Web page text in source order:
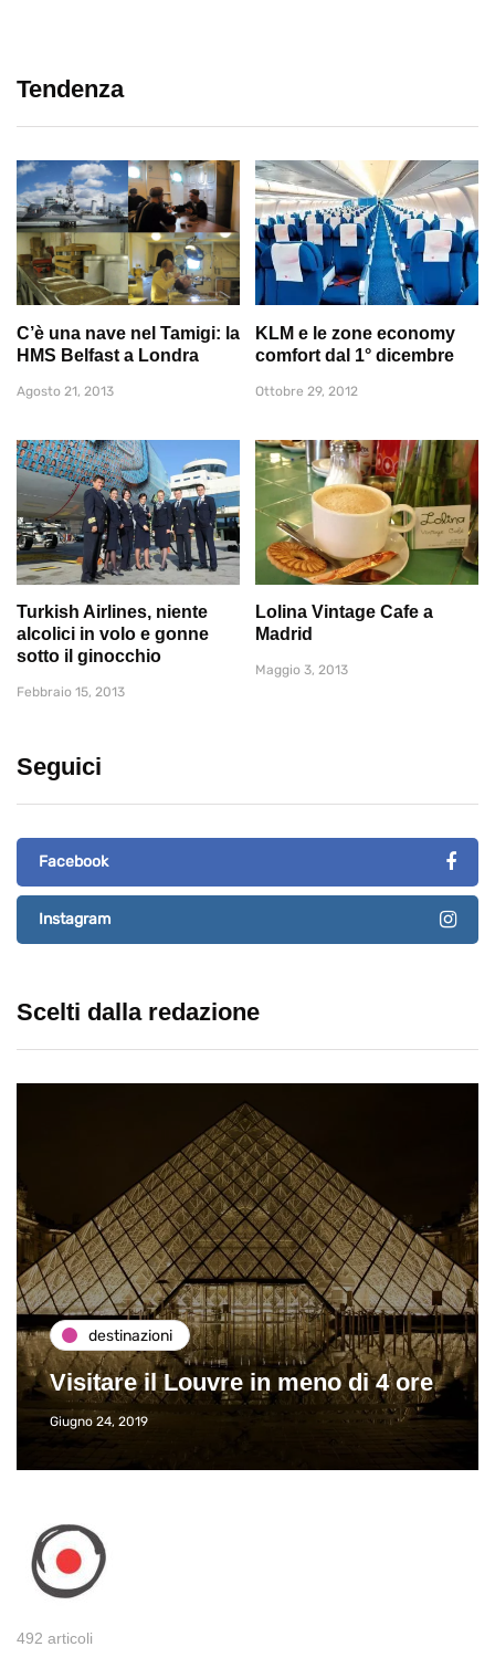
Tendenza
C’è una nave nel Tamigi: la
HMS Belfast a Londra
Agosto 21, 2013
KLM e le zone economy
comfort dal 1° dicembre
Ottobre 29, 2012
Turkish Airlines, niente
alcolici in volo e gonne
sotto il ginocchio
Febbraio 15, 2013
Lolina Vintage Cafe a
Madrid
Maggio 3, 2013
Seguici
Facebook
Instagram
Scelti dalla redazione
destinazioni
Visitare il Louvre in meno di 4 ore
Giugno 24, 2019
492 articoli